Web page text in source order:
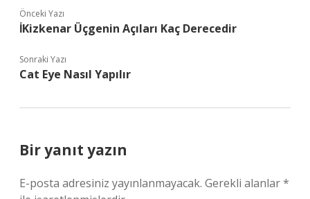
Önceki Yazı
İKizkenar Üçgenin Açıları Kaç Derecedir
Sonraki Yazı
Cat Eye Nasıl Yapılır
Bir yanıt yazın
E-posta adresiniz yayınlanmayacak. Gerekli alanlar*